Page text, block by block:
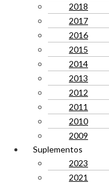
2018
2017
2016
2015
2014
2013
2012
2011
2010
2009
Suplementos
2023
2021